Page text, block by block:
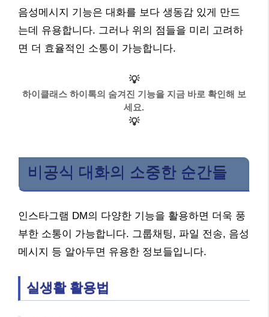
음성메시지 기능은 대화를 보다 생동감 있게 만드
는데 유용합니다. 그러나 위의 점들을 미리 고려하
면 더 효율적인 소통이 가능합니다.
💡
하이클래스 하이톡의 숨겨진 기능을 지금 바로 확인해 보
세요.
💡
비공식 대화의 소중한 순간들
인스타그램 DM의 다양한 기능을 활용하면 더욱 풍
부한 소통이 가능합니다. 그룹채팅, 파일 전송, 음성
메시지 등 알아두면 유용한 정보들입니다.
실생활 활용법